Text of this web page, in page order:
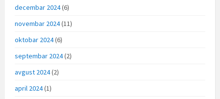
decembar 2024(6)
novembar 2024(11)
oktobar 2024(6)
septembar 2024(2)
avgust 2024(2)
april 2024(1)